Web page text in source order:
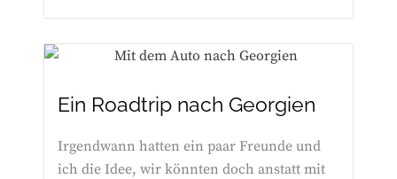
Ein Roadtrip nach Georgien
Irgendwann hatten ein paar Freunde und
ich die Idee, wir könnten doch anstatt mit